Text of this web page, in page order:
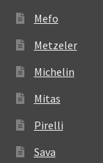
Mefo
Metzeler
Michelin
Mitas
Pirelli
Sava